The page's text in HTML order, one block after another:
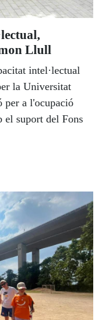
Llull
intel·lectual
la Universitat
per a l'ocupació
el suport del Fons